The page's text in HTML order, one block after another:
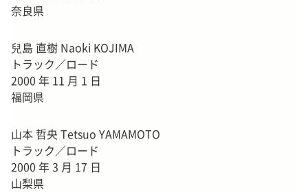
奈良県
兒島 直樹 Naoki KOJIMA
トラック／ロード
2000 年 11 月 1 日
福岡県
山本 哲央 Tetsuo YAMAMOTO
トラック／ロード
2000 年 3 月 17 日
山梨県